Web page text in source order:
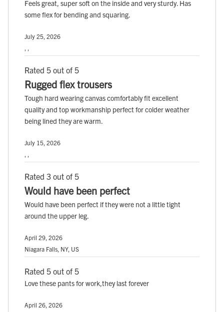
Feels great, super soft on the inside and very sturdy. Has
some flex for bending and squaring.
July 25, 2026
, ,
Rated 5 out of 5
Rugged flex trousers
Tough hard wearing canvas comfortably fit excellent
quality and top workmanship perfect for colder weather
being lined they are warm.
July 15, 2026
, ,
Rated 3 out of 5
Would have been perfect
Would have been perfect if they were not a little tight
around the upper leg.
April 29, 2026
Niagara Falls, NY, US
Rated 5 out of 5
Love these pants for work,they last forever
April 26, 2026